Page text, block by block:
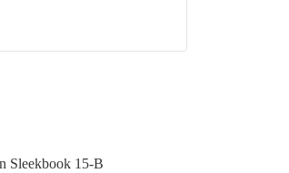
Sleekbook 15-B